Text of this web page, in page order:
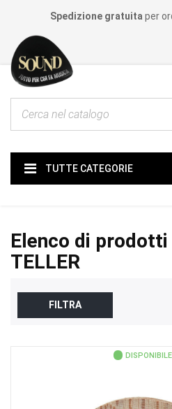
Spedizione gratuita per
TUTTE CATEGORIE
Elenco di
TELLER
FILTRA